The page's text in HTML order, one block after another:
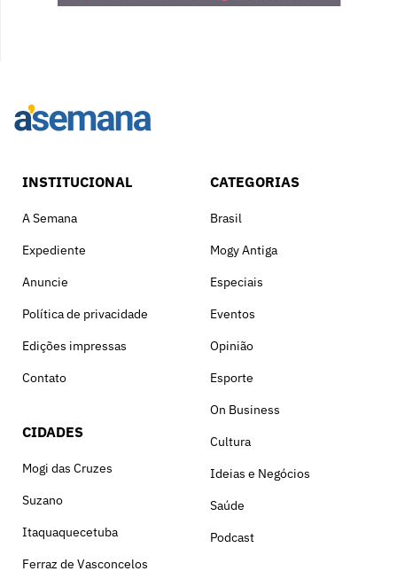
INSTITUCIONAL
A Semana
Expediente
Anuncie
Política de privacidade
Edições impressas
Contato
CIDADES
Mogi das Cruzes
Suzano
Itaquaquecetuba
Ferraz de Vasconcelos
CATEGORIAS
Brasil
Mogy Antiga
Especiais
Eventos
Opinião
Esporte
On Business
Cultura
Ideias e Negócios
Saúde
Podcast